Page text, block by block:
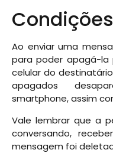
Condições
Ao enviar uma
para poder apagá-la
celular do
apagados
smartphone, assim
Vale lembrar que a
conversando,
mensagem foi